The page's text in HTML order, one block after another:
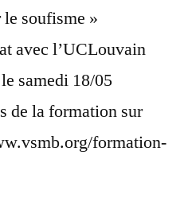
soufisme »
avec l’UCLouvain
samedi 18/05
de la formation sur
formation-